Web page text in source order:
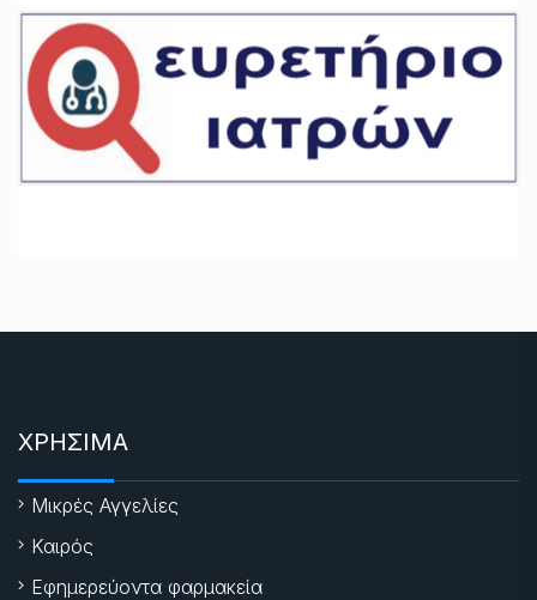
ΧΡΗΣΙΜΑ
Μικρές Αγγελίες
Καιρός
Εφημερεύοντα φαρμακεία